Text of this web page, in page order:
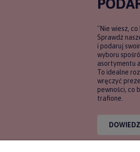
"Nie wiesz,
Sprawdź
i podaruj
wyboru
asortymentu
To idealne
wręczyć
pewności, co
trafione.